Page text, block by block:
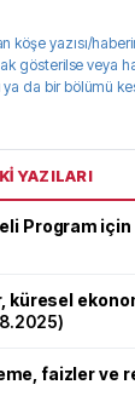
köşe yazısı/
gösterilse veya
ya da bir bölümü
YAZILARI
Program
küresel
)
faizler ve